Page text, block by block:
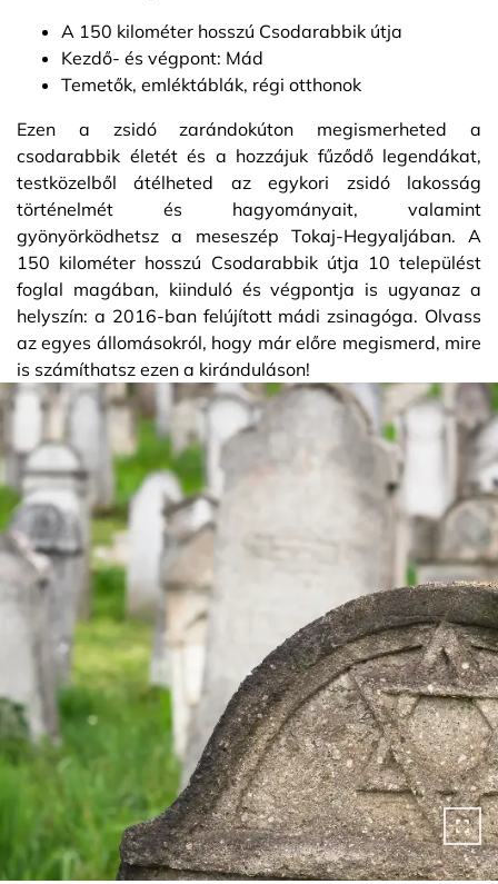
A 150 kilométer hosszú Csodarabbik útja
Kezdő- és végpont: Mád
Temetők, emléktáblák, régi otthonok
Ezen a zsidó zarándokúton megismerheted a
csodarabbik életét és a hozzájuk fűződő legendákat,
testközelből átélheted az egykori zsidó lakosság
történelmét és hagyományait, valamint
gyönyörködhetsz a meseszép Tokaj-Hegyaljában. A
150 kilométer hosszú Csodarabbik útja 10 települést
foglal magában, kiinduló és végpontja is ugyanaz a
helyszín: a 2016-ban felújított mádi zsinagóga. Olvass
az egyes állomásokról, hogy már előre megismerd, mire
is számíthatsz ezen a kiránduláson!